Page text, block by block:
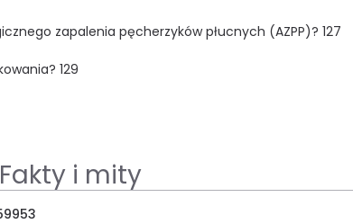
zapalenia pęcherzyków płucnych (AZPP)? 127
129
i mity